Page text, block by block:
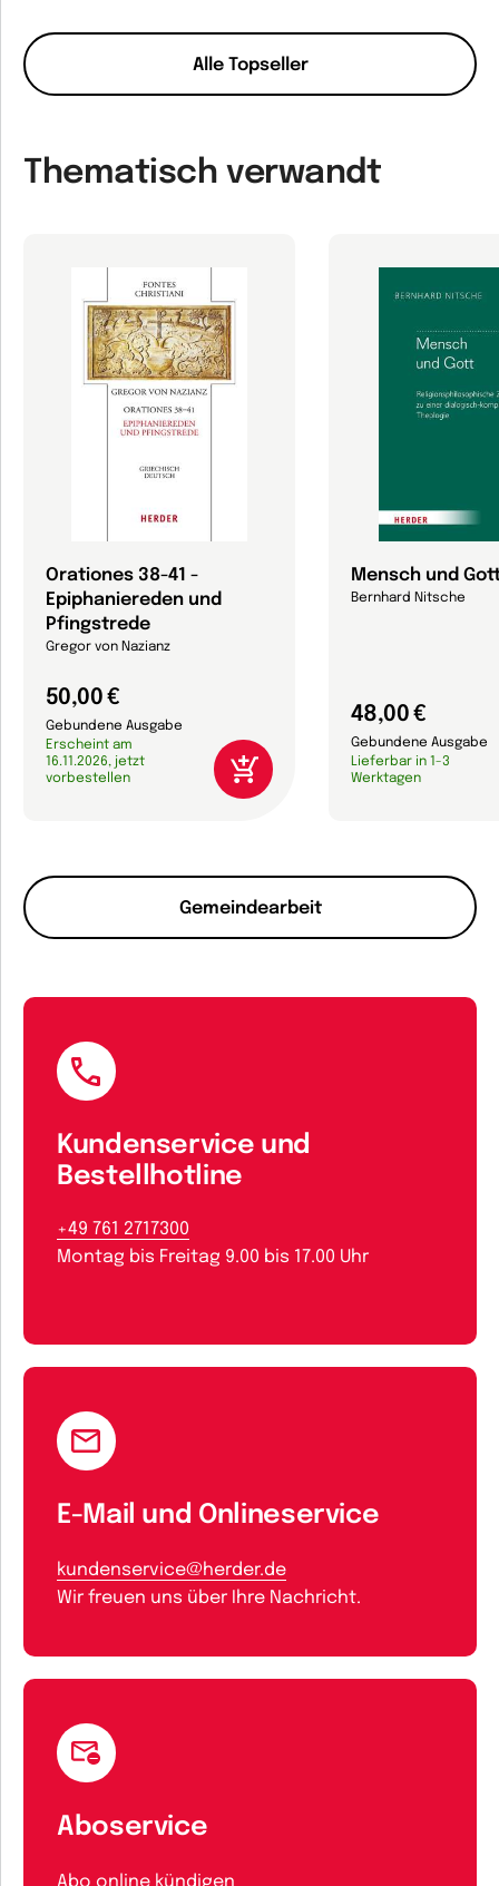
Alle Topseller
Thematisch verwandt
Gemeindearbeit
Orationes 38-41 -
Epiphaniereden und
Pfingstrede
Gregor von Nazianz
50,00 €
Gebundene Ausgabe
Erscheint am
16.11.2026, jetzt
vorbestellen
Mensch und
Bernhard Nitsche
48,00 €
Gebundene Ausgabe
Lieferbar in 1-3
Werktagen
Kundenservice und
Bestellhotline
+49 761 2717300
Montag bis Freitag 9.00 bis 17.00 Uhr
E-Mail und Onlineservice
kundenservice@herder.de
Wir freuen uns über Ihre Nachricht.
Aboservice
Abo online kündigen